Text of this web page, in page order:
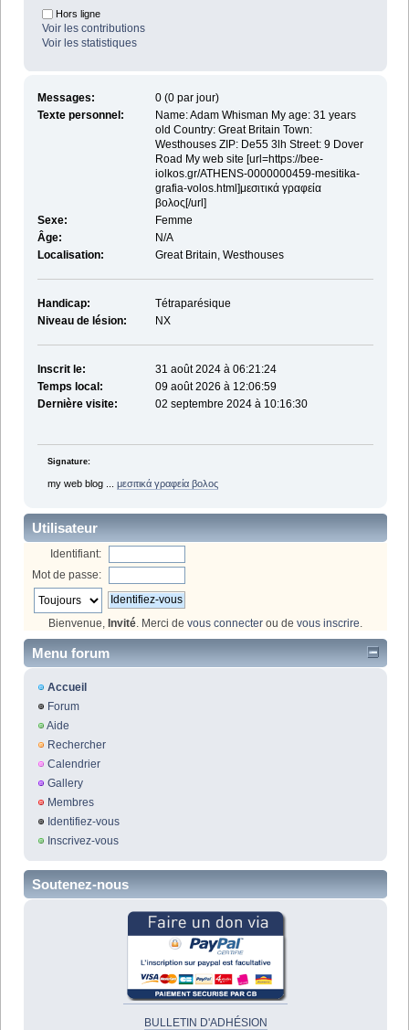
Hors ligne
Voir les contributions
Voir les statistiques
Messages:
0 (0 par jour)
Texte personnel:
Name: Adam Whisman My age: 31 years
old Country: Great Britain Town:
Westhouses ZIP: De55 3lh Street: 9 Dover
Road My web site [url=https://bee-
iolkos.gr/ATHENS-0000000459-mesitika-
grafia-volos.html]μεσιτικά γραφεία
βολος[/url]
Sexe:
Femme
Âge:
N/A
Localisation:
Great Britain, Westhouses
Handicap:
Tétraparésique
Niveau de lésion:
NX
Inscrit le:
31 août 2024 à 06:21:24
Temps local:
09 août 2026 à 12:06:59
Dernière visite:
02 septembre 2024 à 10:16:30
Signature:
my web blog ... μεσιτικά γραφεία βολος
Utilisateur
Identifiant:
Mot de passe:
Bienvenue, Invité. Merci de vous connecter ou de vous inscrire.
Menu forum
Accueil
Forum
Aide
Rechercher
Calendrier
Gallery
Membres
Identifiez-vous
Inscrivez-vous
Soutenez-nous
BULLETIN D'ADHÉSION